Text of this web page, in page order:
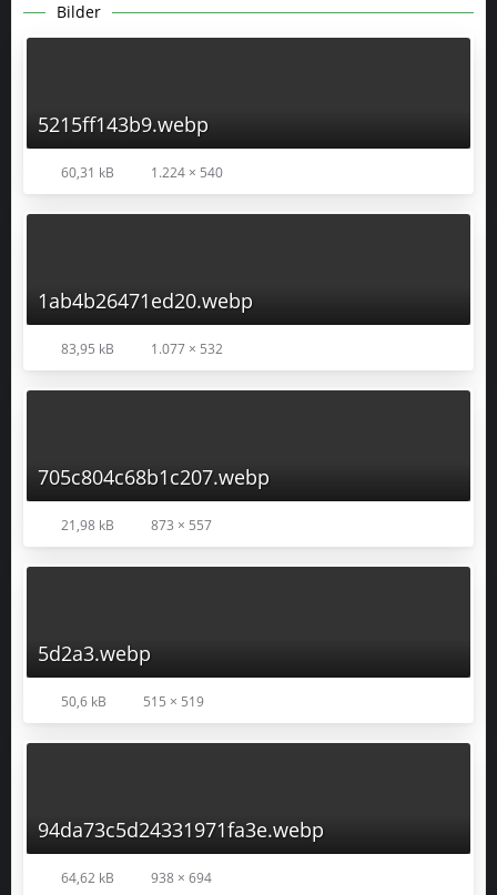
Bilder
5215ff143b9.webp
60,31 kB 1.224 × 540
1ab4b26471ed20.webp
83,95 kB 1.077 × 532
705c804c68b1c207.webp
21,98 kB 873 × 557
5d2a3.webp
50,6 kB 515 × 519
94da73c5d24331971fa3e.webp
64,62 kB 938 × 694